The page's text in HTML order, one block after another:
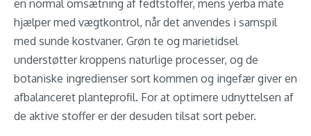
en normal omsætning af fedtstoffer, mens yerba mate
hjælper med vægtkontrol, når det anvendes i samspil
med sunde kostvaner. Grøn te og marietidsel
understøtter kroppens naturlige processer, og de
botaniske ingredienser sort kommen og ingefær giver en
afbalanceret planteprofil. For at optimere udnyttelsen af
de aktive stoffer er der desuden tilsat sort peber.